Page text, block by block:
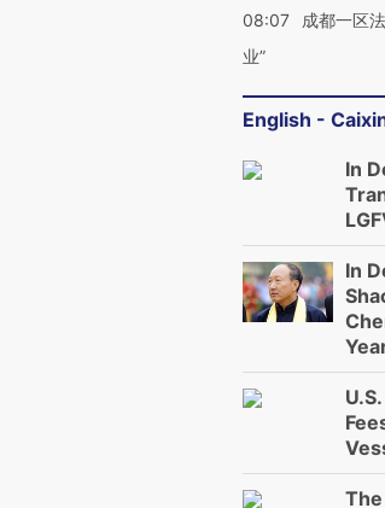
08:07
成都一区
业”
English -
In
In